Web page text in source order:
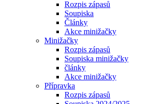
Rozpis zápasů
Soupiska
Články
Akce minižačky
Minižačky
Rozpis zápasů
Soupiska minižačky
články
Akce minižačky
Přípravka
Rozpis zápasů